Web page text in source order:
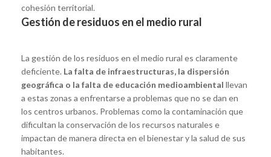
cohesión territorial.
Gestión de residuos en el medio rural
La gestión de los residuos en el medio rural es claramente
deficiente. La falta de infraestructuras, la dispersión
geográfica o la falta de educación medioambiental llevan
a estas zonas a enfrentarse a problemas que no se dan en
los centros urbanos. Problemas como la contaminación que
dificultan la conservación de los recursos naturales e
impactan de manera directa en el bienestar y la salud de sus
habitantes.